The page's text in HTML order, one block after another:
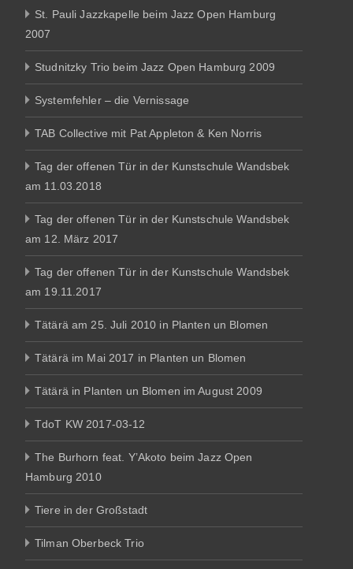
St. Pauli Jazzkapelle beim Jazz Open Hamburg
2007
Studnitzky Trio beim Jazz Open Hamburg 2009
Systemfehler – die Vernissage
TAB Collective mit Pat Appleton & Ken Norris
Tag der offenen Tür in der Kunstschule Wandsbek
am 11.03.2018
Tag der offenen Tür in der Kunstschule Wandsbek
am 12. März 2017
Tag der offenen Tür in der Kunstschule Wandsbek
am 19.11.2017
Tätärä am 25. Juli 2010 in Planten un Blomen
Tätärä im Mai 2017 in Planten un Blomen
Tätärä in Planten un Blomen im August 2009
TdoT KW 2017-03-12
The Burhorn feat. Y’Akoto beim Jazz Open
Hamburg 2010
Tiere in der Großstadt
Tilman Oberbeck Trio